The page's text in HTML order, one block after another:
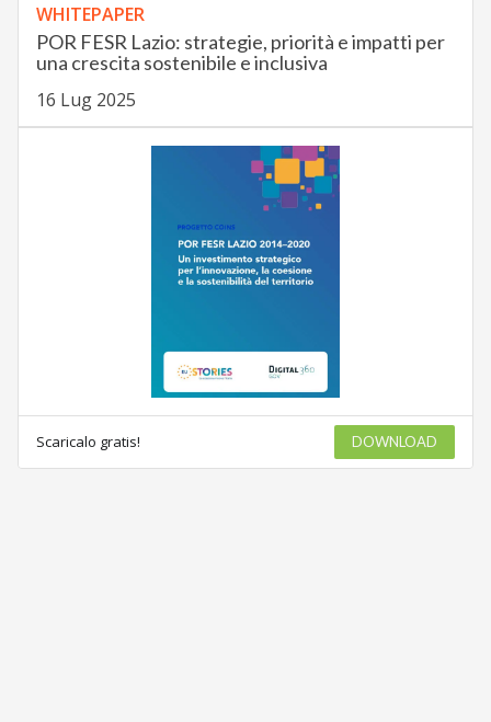
WHITEPAPER
POR FESR Lazio: strategie, priorità e impatti per
una crescita sostenibile e inclusiva
16 Lug 2025
Scaricalo gratis! DOWNLOAD